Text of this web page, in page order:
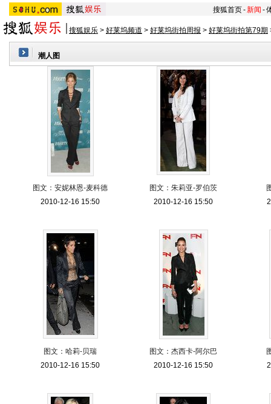
搜狐首页-新闻 -
搜狐娱乐 > 好莱坞频道 > 好莱坞街拍周报 > 好莱坞街拍第79期
潮人图
图文：安妮林恩-麦科德
2010-12-16 15:50
图文：朱莉亚-罗伯茨
2010-12-16 15:50
图文：哈莉-贝瑞
2010-12-16 15:50
图文：杰西卡-阿尔巴
2010-12-16 15:50